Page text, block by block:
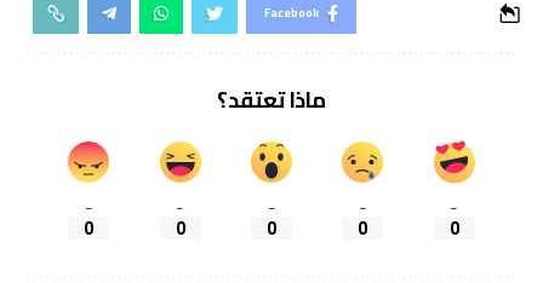
Facebook
ماذا تعتقد؟
_
0
_
0
_
0
_
0
_
0